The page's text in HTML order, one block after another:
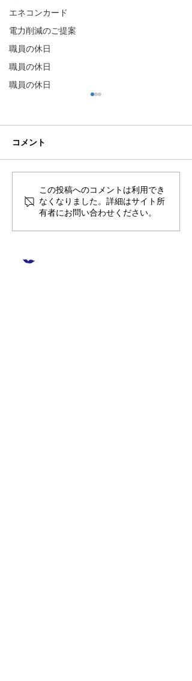
エネコンカード
電力削減のご提案
職員の休日
職員の休日
職員の休日
🌊ハガネの肉体を持つ職
員、岩瀬道へ！
コメント
この投稿へのコメントは利用でき
なくなりました。詳細はサイト所
有者にお問い合わせください。